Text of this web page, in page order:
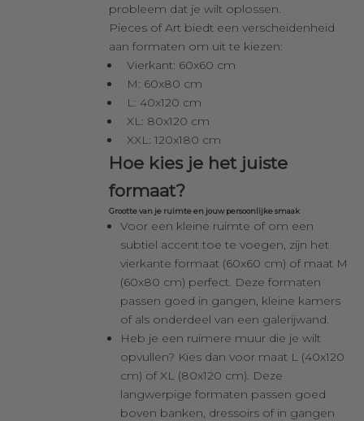
probleem dat je wilt oplossen.
Pieces of Art biedt een verscheidenheid
aan formaten om uit te kiezen:
Vierkant: 60x60 cm
M: 60x80 cm
L: 40x120 cm
XL: 80x120 cm
XXL: 120x180 cm
Hoe kies je het juiste
formaat?
Grootte van je ruimte en jouw persoonlijke smaak
Voor een kleine ruimte of om een
subtiel accent toe te voegen, zijn het
vierkante formaat (60x60 cm) of maat M
(60x80 cm) perfect. Deze formaten
passen goed in gangen, kleine kamers
of als onderdeel van een galerijwand.
Heb je een ruimere muur die je wilt
opvullen? Kies dan voor maat L (40x120
cm) of XL (80x120 cm). Deze
langwerpige formaten passen goed
boven banken, dressoirs of in gangen